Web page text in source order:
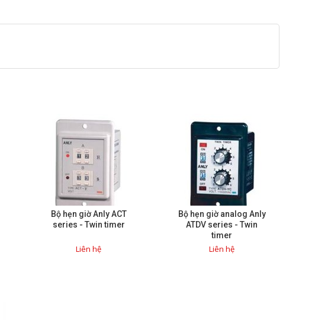
Bộ hẹn giờ Anly ACT
series - Twin timer
Liên hệ
Bộ hẹn giờ analog Anly
ATDV series - Twin
timer
Liên hệ